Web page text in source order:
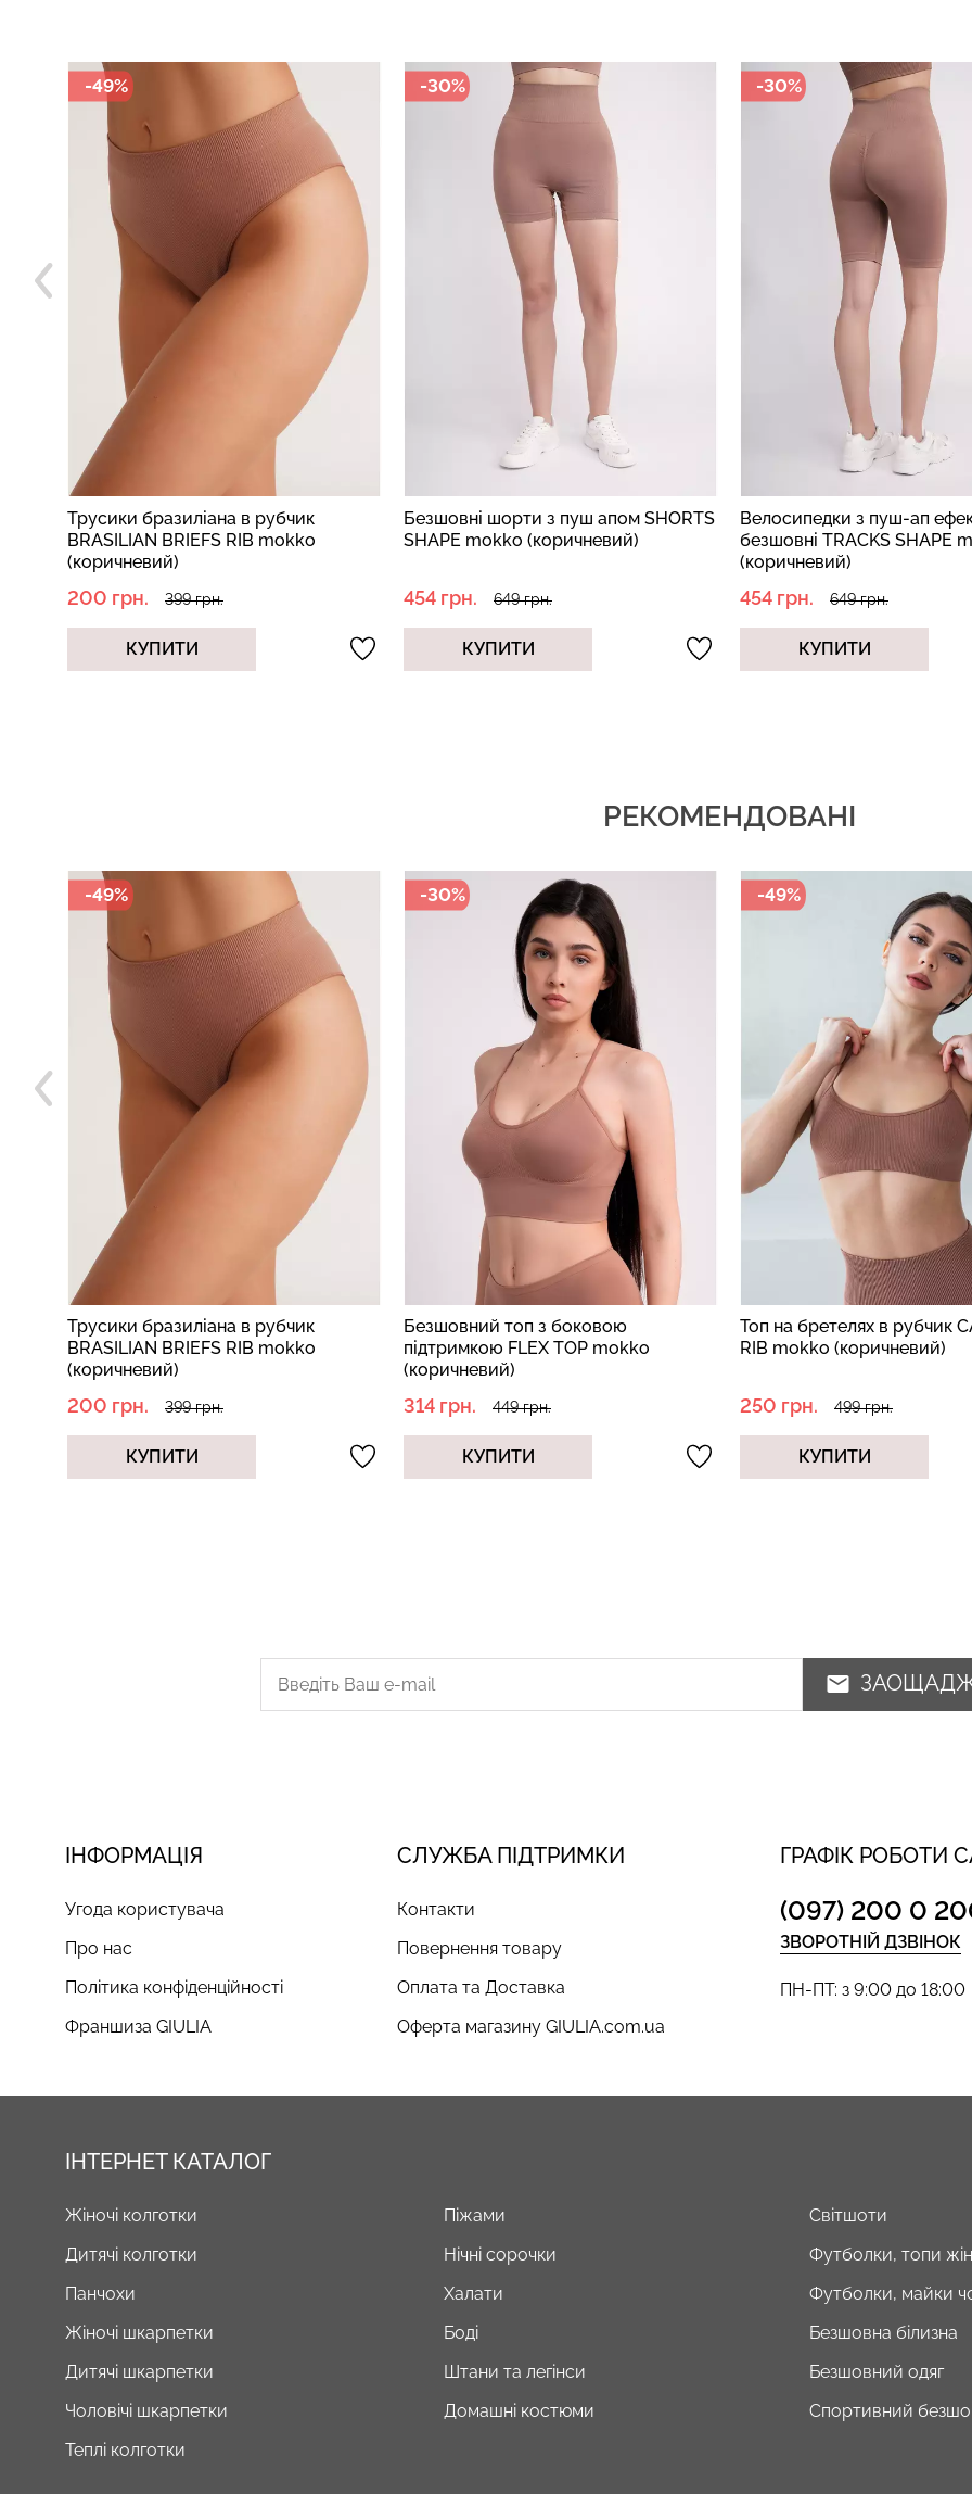
-49%
Трусики бразиліана в рубчик
BRASILIAN BRIEFS RIB mokko
(коричневий)
200 грн. 399 грн.
КУПИТИ
-30%
Безшовні шорти з пуш апом SHORTS
SHAPE mokko (коричневий)
454 грн. 649 грн.
КУПИТИ
-30%
Велосипедки з пуш-ап
безшовні TRACKS SHAPE
(коричневий)
454 грн. 649 грн.
КУПИТИ
РЕКОМЕНДОВАНІ
-49%
Трусики бразиліана в рубчик
BRASILIAN BRIEFS RIB mokko
(коричневий)
200 грн. 399 грн.
КУПИТИ
-30%
Безшовний топ з боковою
підтримкою FLEX TOP mokko
(коричневий)
314 грн. 449 грн.
КУПИТИ
-49%
Топ на бретелях в рубчик
RIB mokko (коричневий)
250 грн. 499 грн.
КУПИТИ
ІНФОРМАЦІЯ
Угода користувача
Про нас
Політика конфіденційності
Франшиза GIULIA
СЛУЖБА ПІДТРИМКИ
Контакти
Повернення товару
Оплата та Доставка
Оферта магазину GIULIA.com.ua
ГРАФІК РОБОТИ
(097) 200 0
ЗВОРОТНІЙ ДЗВІНОК
ПН-ПТ: з 9:00 до 18:00
ІНТЕРНЕТ КАТАЛОГ
Жіночі колготки
Дитячі колготки
Панчохи
Жіночі шкарпетки
Дитячі шкарпетки
Чоловічі шкарпетки
Теплі колготки
Піжами
Нічні сорочки
Халати
Боді
Штани та легінси
Домашні костюми
Світшоти
Футболки, топи
Футболки, майки
Безшовна білизна
Безшовний одяг
Спортивний